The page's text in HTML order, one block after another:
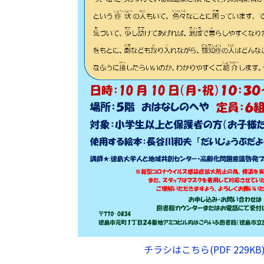
チラシはこちら(PDF